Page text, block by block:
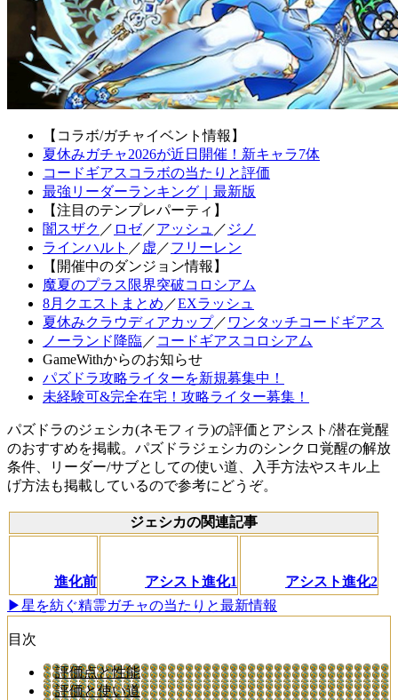
【コラボ/ガチャイベント情報】
夏休みガチャ2026が近日開催！新キャラ7体
コードギアスコラボの当たりと評価
最強リーダーランキング｜最新版
【注目のテンプレパーティ】
闇スザク ／ ロゼ／アッシュ ／ ジノ
ラインハルト ／ 虚 ／フリーレン
【開催中のダンジョン情報】
魔夏のプラス限界突破コロシアム
8月クエストまとめ ／EXラッシュ
夏休みクラウディアカップ／ ワンタッチコードギアス
ノーランド降臨／ コードギアスコロシアム
GameWithからのお知らせ
パズドラ攻略ライターを新規募集中！
未経験可&完全在宅！攻略ライター募集！
パズドラのジェシカ(ネモフィラ)の評価とアシスト/潜在覚醒
のおすすめを掲載。パズドラジェシカのシンクロ覚醒の解放
条件、リーダー/サブとしての使い道、入手方法やスキル上
げ方法も掲載しているので参考にどうぞ。
ジェシカの関連記事
進化前 アシスト進化1
アシスト進化2
▶星を紡ぐ精霊ガチャの当たりと最新情報
目次
評価点と性能
評価と使い道